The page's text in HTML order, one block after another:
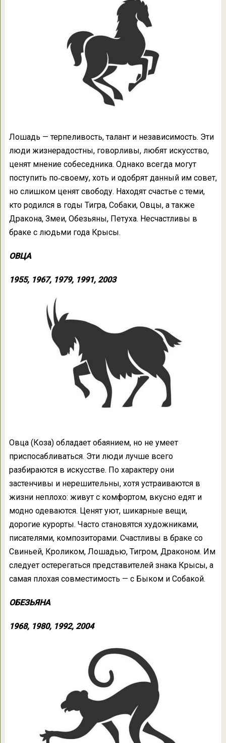
Лошадь — терпеливость, талант и независимость. Эти
люди жизнерадостны, говорливы, любят искусство,
ценят мнение собеседника. Однако всегда могут
поступить по‑своему, хоть и одобрят данный им совет,
но слишком ценят свободу. Находят счастье с теми,
кто родился в годы Тигра, Собаки, Овцы, а также
Дракона, Змеи, Обезьяны, Петуха. Несчастливы в
браке с людьми года Крысы.
ОВЦА
1955, 1967, 1979, 1991, 2003
Овца (Коза) обладает обаянием, но не умеет
приспосабливаться. Эти люди лучше всего
разбираются в искусстве. По характеру они
застенчивы и нерешительны, хотя устраиваются в
жизни неплохо: живут с комфортом, вкусно едят и
модно одеваются. Ценят уют, шикарные вещи,
дорогие курорты. Часто становятся художниками,
писателями, композиторами. Счастливы в браке со
Свиньей, Кроликом, Лошадью, Тигром, Драконом. Им
следует остерегаться представителей знака Крысы, а
самая плохая совместимость — с Быком и Собакой.
ОБЕЗЬЯНА
1968, 1980, 1992, 2004